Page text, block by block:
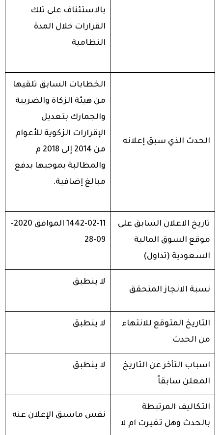
بالاستئناف على تلك
القرارات خلال المدة
النظامية
الحدث الذي سبق إعلانه
الخطابات السابق تلقيها
من هيئة الزكاة والضريبة
والجمارك بتعديل
الإقرارات الزكوية للأعوام
من 2014 إلى 2018 م
والمطالبة بموجبها بدفع
مبالغ إضافية.
تاريخ الاعلان السابق على
موقع السوق المالية
السعودية (تداول)
1442-02-11 الموافق 2020-
09-28
نسبة الانجاز المتحقق
لا ينطبق
التاريخ المتوقع للانتهاء
من الحدث
لا ينطبق
اسباب التأخر عن التاريخ
المعلن سابقاً
لا ينطبق
التكاليف المرتبطة
بالحدث وهل تغيرت ام لا
نفس ماسبق الإعلان عنه